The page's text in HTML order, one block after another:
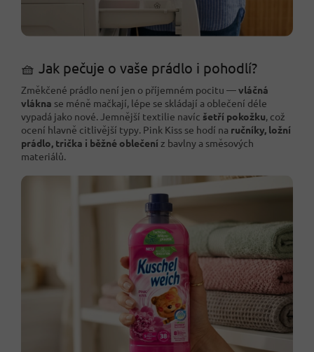
🧺 Jak pečuje o vaše prádlo i pohodlí?
Změkčené prádlo není jen o příjemném pocitu —vláčná
vlákna se méně mačkají, lépe se skládají a oblečení déle
vypadá jako nové. Jemnější textilie navíc šetří pokožku, což
ocení hlavně citlivější typy. Pink Kiss se hodí na ručníky, ložní
prádlo, trička i běžné oblečení z bavlny a směsových
materiálů.